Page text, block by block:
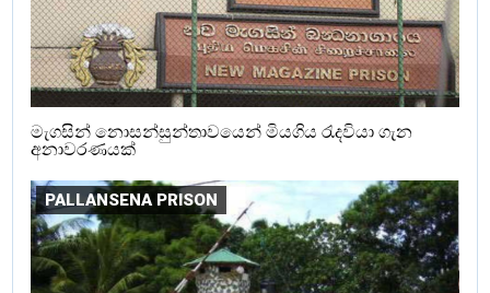
මැගසින් නොසන්සුන්තාවයෙන් මියගිය රැදවියා ගැන
අනාවරණයක්
PALLANSENA PRISON